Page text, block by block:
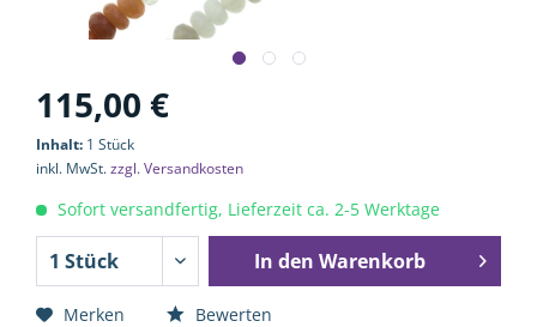
115,00 €
Inhalt: 1 Stück
inkl. MwSt.zzgl. Versandkosten
Sofort versandfertig, Lieferzeit ca. 2-5 Werktage
In den Warenkorb
Merken Bewerten